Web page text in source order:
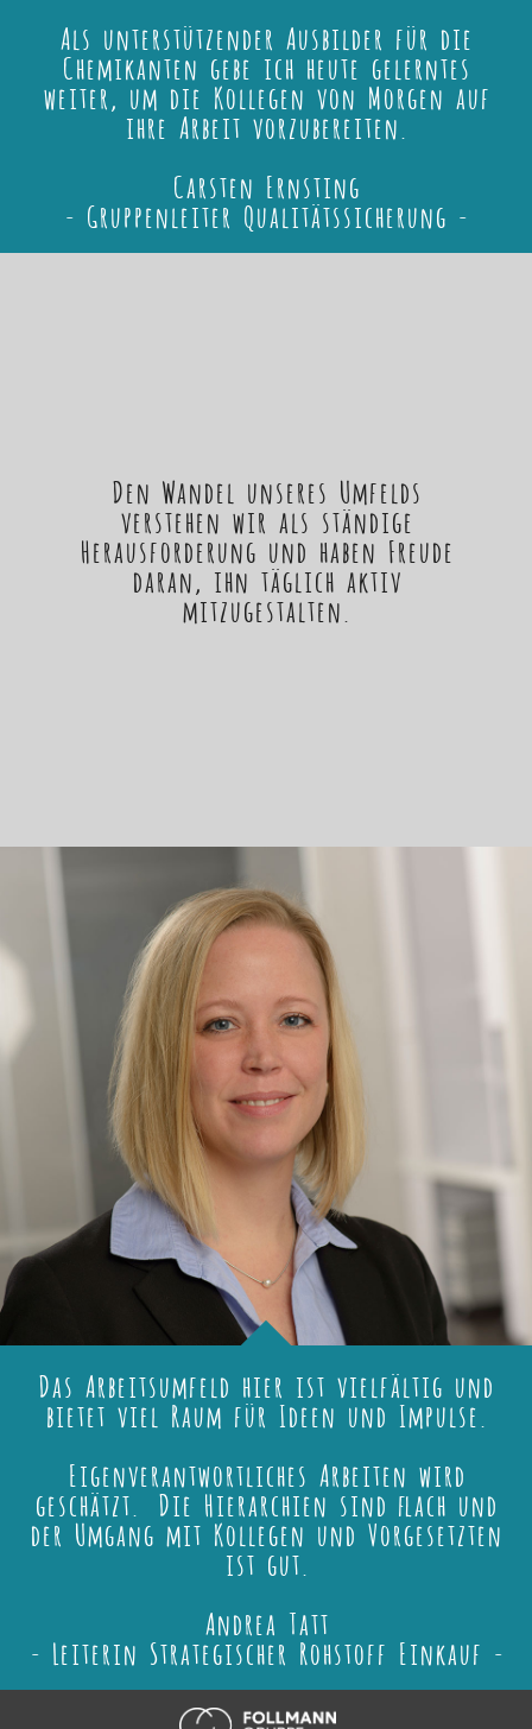
Als unterstützender Ausbilder für die
Chemikanten gebe ich heute gelerntes
weiter, um die Kollegen von Morgen auf
ihre Arbeit vorzubereiten.
Carsten Ernsting
- Gruppenleiter Qualitätssicherung -
Den Wandel unseres Umfelds
verstehen wir als ständige
Herausforderung und haben Freude
daran, ihn täglich aktiv
mitzugestalten.
Das Arbeitsumfeld hier ist vielfältig und
bietet viel Raum für Ideen und Impulse.
Eigenverantwortliches Arbeiten wird
geschätzt. Die Hierarchien sind flach und
der Umgang mit Kollegen und Vorgesetzten
ist gut.
Andrea Tatt
- Leiterin Strategischer Rohstoff Einkauf -